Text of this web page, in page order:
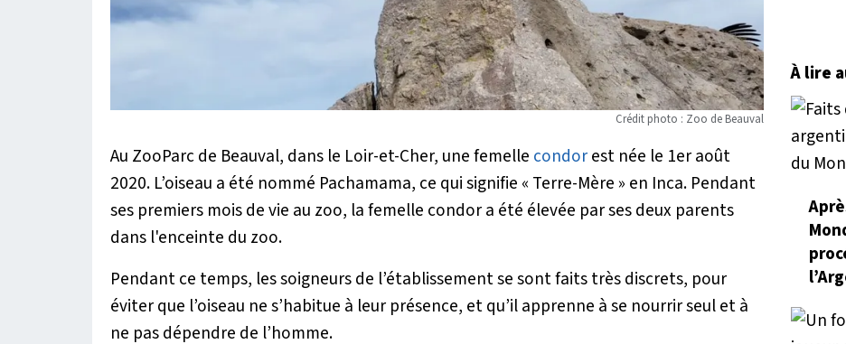
Crédit photo : Zoo de Beauval
Au ZooParc de Beauval, dans le Loir-et-Cher, une femelle condorest née le 1er août
2020. L’oiseau a été nommé Pachamama, ce qui signifie « Terre-Mère » en Inca. Pendant
ses premiers mois de vie au zoo, la femelle condor a été élevée par ses deux parents
dans l'enceinte du zoo.
Pendant ce temps, les soigneurs de l’établissement se sont faits très discrets, pour
éviter que l’oiseau ne s’habitue à leur présence, et qu’il apprenne à se nourrir seul et à
ne pas dépendre de l’homme.
À lire